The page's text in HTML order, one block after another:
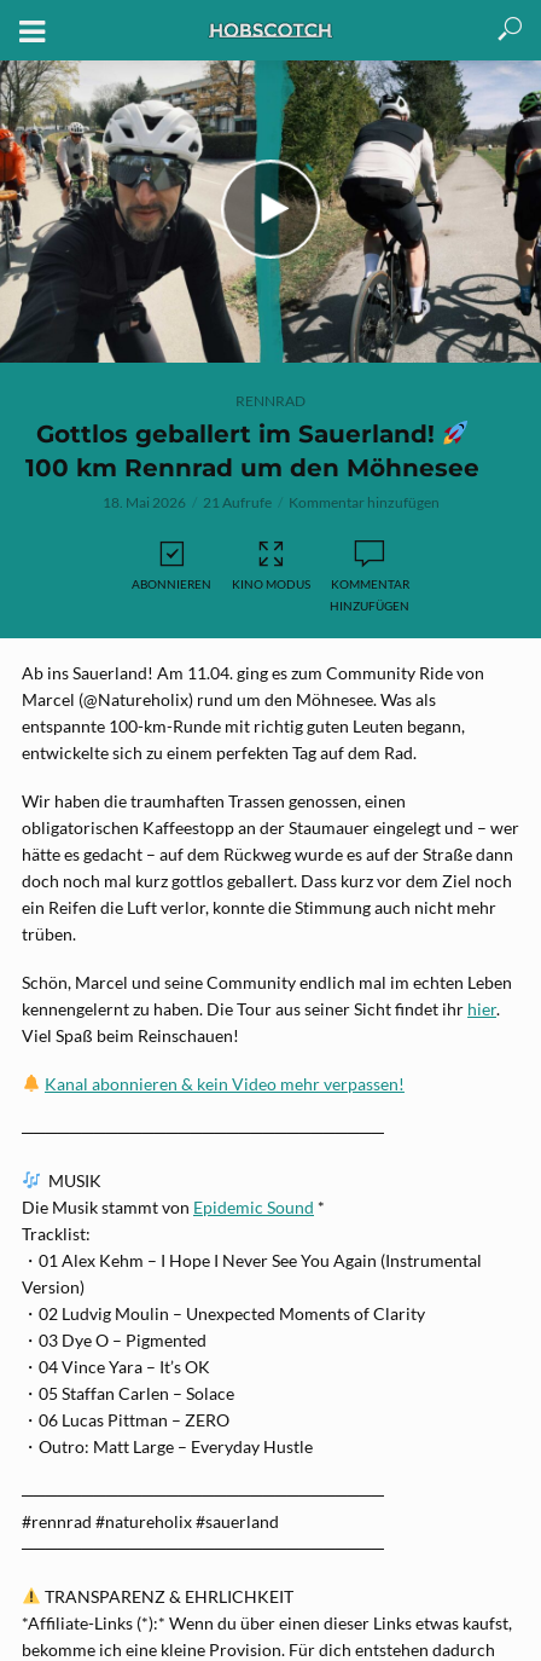
RENNRAD
Gottlos geballert im Sauerland!
100 km Rennrad um den Möhnesee
18. Mai 2026 21 Aufrufe Kommentar hinzufügen
ABONNIEREN KINO MODUS
KOMMENTAR
HINZUFÜGEN
Ab ins Sauerland! Am 11.04. ging es zum Community Ride von
Marcel (@Natureholix) rund um den Möhnesee. Was als
entspannte 100-km-Runde mit richtig guten Leuten begann,
entwickelte sich zu einem perfekten Tag auf dem Rad.
Wir haben die traumhaften Trassen genossen, einen
obligatorischen Kaffeestopp an der Staumauer eingelegt und – wer
hätte es gedacht – auf dem Rückweg wurde es auf der Straße dann
doch noch mal kurz gottlos geballert. Dass kurz vor dem Ziel noch
ein Reifen die Luft verlor, konnte die Stimmung auch nicht mehr
trüben.
Schön, Marcel und seine Community endlich mal im echten Leben
kennengelernt zu haben. Die Tour aus seiner Sicht findet ihr hier.
Viel Spaß beim Reinschauen!
Kanal abonnieren & kein Video mehr verpassen!
──────────────────────────────
MUSIK
Die Musik stammt von Epidemic Sound *
Tracklist:
・01 Alex Kehm – I Hope I Never See You Again (Instrumental
Version)
・02 Ludvig Moulin – Unexpected Moments of Clarity
・03 Dye O – Pigmented
・04 Vince Yara – It’s OK
・05 Staffan Carlen – Solace
・06 Lucas Pittman – ZERO
・Outro: Matt Large – Everyday Hustle
──────────────────────────────
#rennrad #natureholix #sauerland
──────────────────────────────
TRANSPARENZ & EHRLICHKEIT
*Affiliate-Links (*):* Wenn du über einen dieser Links etwas kaufst,
bekomme ich eine kleine Provision. Für dich entstehen dadurch